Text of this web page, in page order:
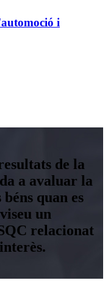
i
de la
a avaluar la
quan es
un
relacionat